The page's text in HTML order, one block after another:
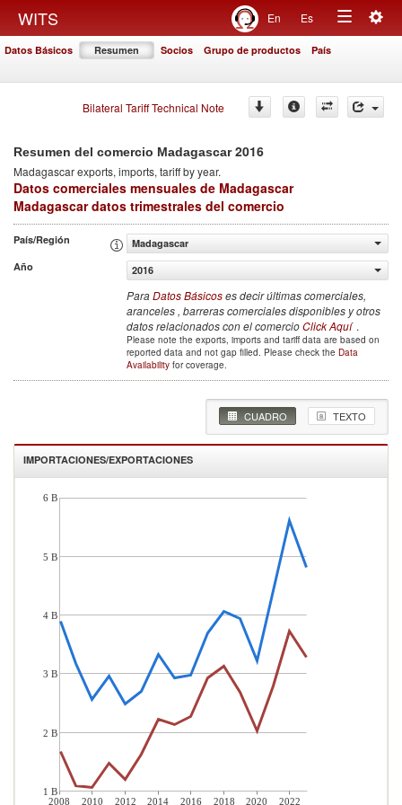
WITS En Es
Toggle
Datos Básicos Resumen Socios Grupo de productos País
Bilateral Tariff Technical Note
Resumen del comercio Madagascar2016
Madagascarexports, imports, tariff by year.
Datos comerciales mensuales de Madagascar
Madagascar datos trimestrales del comercio
País/Región
Madagascar
Año
2016
ParaDatos Básicoses decir últimas comerciales,
aranceles , barreras comerciales disponibles y otros
datos relacionados con el comercioClick Aquí .
Please note the exports, imports and tariff data are based on
reported data and not gap filled. Please check the Data
Availability for coverage.
CUADRO TEXTO
IMPORTACIONES/EXPORTACIONES
2008 2010 2012 2014 2016 2018 2020 2022
6 B
5 B
4 B
3 B
2 B
1 B